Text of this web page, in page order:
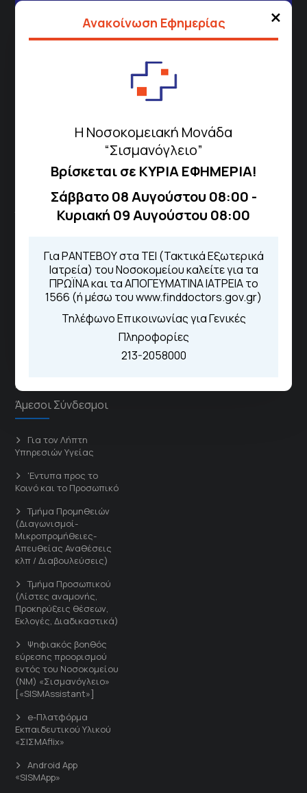
×
Ανακοίνωση Εφημερίας
Η Νοσοκομειακή Μονάδα
“Σισμανόγλειο”
Βρίσκεται σε ΚΥΡΙΑ ΕΦΗΜΕΡΙΑ!
Σάββατο 08 Αυγούστου 08:00 -
Κυριακή 09 Αυγούστου 08:00
Για ΡΑΝΤΕΒΟΥ στα ΤΕΙ (Τακτικά Εξωτερικά
Ιατρεία) του Νοσοκομείου καλείτε για τα
ΠΡΩΪΝΑ και τα ΑΠΟΓΕΥΜΑΤΙΝΑ ΙΑΤΡΕΙΑ το
1566 (ή μέσω του www.finddoctors.gov.gr)
Τηλέφωνο Επικοινωνίας για Γενικές
Πληροφορίες
213-2058000
Για τα πρωινά και τα απογευματινά
Από τον ιστότοπο
Καλώντας στην φωνητική πύλη του
ΓΝΑ Νοσοκομείο Σισμανόγλειο - Αμαλία Φλέμιγκ
Το Σισμανόγλειο συνεργάζεται με άλλα νοσηλευτικά
ειδικών προγραμμάτων βελτίωσης της ποιότητας
φροντίδας της υγείας σε εθνικό επίπεδο.
Διασυνδεόμενα Νοσοκομεία
Μελισσίων “Άμαλία Φλέμιγκ”
Πεντέλης
Άμεσοι Σύνδεσμοι
Για τον Λήπτη
Υπηρεσιών Υγείας
'Εντυπα προς το
Κοινό και το Προσωπικό
Τμήμα Προμηθειών
(Διαγωνισμοί-
Μικροπρομήθειες-
Απευθείας Αναθέσεις
κλπ / Διαβουλεύσεις)
Τμήμα Προσωπικού
(Λίστες αναμονής,
Προκηρύξεις θέσεων,
Εκλογές, Διαδικαστικά)
Ψηφιακός βοηθός
εύρεσης προορισμού
εντός του Νοσοκομείου
(ΝΜ) «Σισμανόγλειο»
[«SISMAssistant»]
e-Πλατφόρμα
Εκπαιδευτικού Υλικού
«ΣΙΣΜΑflix»
Android App
«SISMApp»